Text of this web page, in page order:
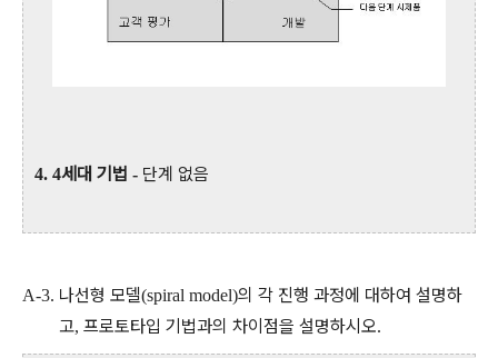
4. 4세대 기법 - 단계 없음
A-3. 나선형 모델(spiral model)의 각 진행 과정에 대하여 설명하
고, 프로토타입 기법과의 차이점을 설명하시오.